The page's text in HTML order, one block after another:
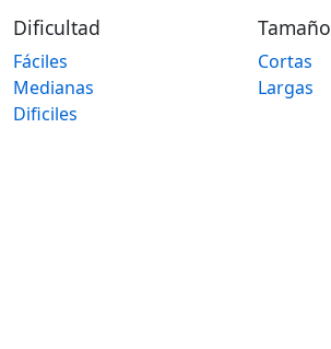
Dificultad
Fáciles
Medianas
Dificiles
Tamaño
Cortas
Largas